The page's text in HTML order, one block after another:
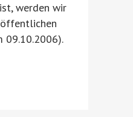
werden wir
09.10.2006).